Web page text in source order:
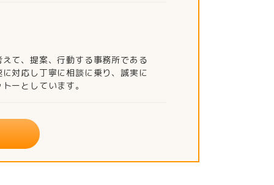
て、提案、行動する事務所である
対応し丁寧に相談に乗り、誠実に
ーとしています。